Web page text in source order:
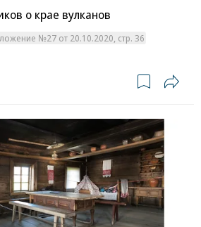
о крае вулканов
№27 от 20.10.2020, стр. 36